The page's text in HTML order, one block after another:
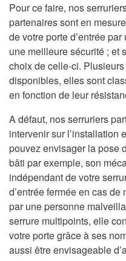
Pour ce faire, nos
partenaires sont en
de votre porte d’entrée
une meilleure sécurité ; et
choix de celle-ci.
disponibles, elles sont
en fonction de leur
A défaut, nos serruriers
intervenir sur l’installation
pouvez envisager la pose
bâti par exemple, son
indépendant de votre
d’entrée fermée en cas
par une personne
serrure multipoints, elle
votre porte grâce à ses
aussi être envisageable